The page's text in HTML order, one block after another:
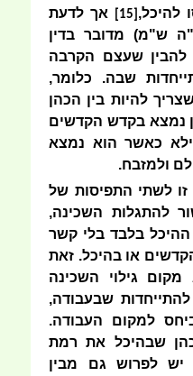
להיכל, [15]
אך לדעת
ש"מ) מדובר בדין
להבין שעצם הקרבה
שבה. כלומר,
להיות בין הכהן
נמצא בקדש הקדשים
כאשר הוא נמצא
ולמזבח.
לשתי התפיסות של
להתגלות השכינה,
בלבד בלי קשר
או בהיכל. זאת
גילוי השכינה
שבעבודה,
למקום העבודה.
שבהיכל את רמת
יש לפרוש גם מבין